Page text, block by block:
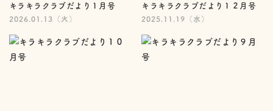
キラキラクラブだより１月号
2026.01.13（火）
キラキラクラブだより１２月号
2025.11.19（水）